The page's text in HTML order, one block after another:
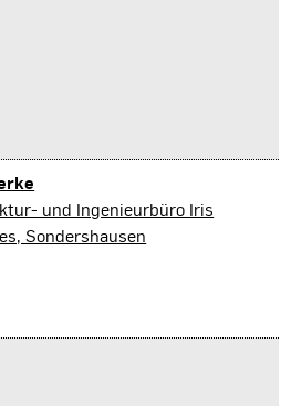
und Ingenieurbüro Iris
Sondershausen